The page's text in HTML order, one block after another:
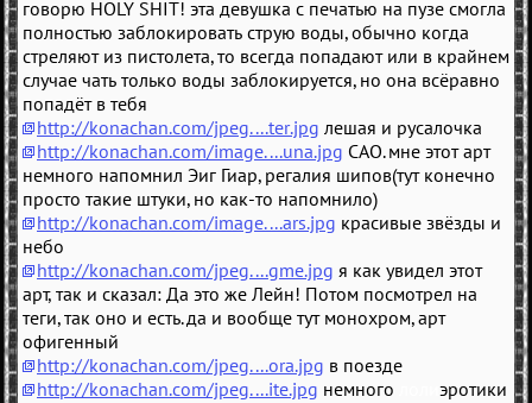
говорю HOLY SHIT! эта девушка с печатью на пузе смогла
полностью заблокировать струю воды, обычно когда
стреляют из пистолета, то всегда попадают или в крайнем
случае чать только воды заблокируется, но она всёравно
попадёт в тебя
http://konachan.com/jpeg....ter.jpg лешая и русалочка
http://konachan.com/image....una.jpg САО. мне этот арт
немного напомнил Эиг Гиар, регалия шипов(тут конечно
просто такие штуки, но как-то напомнило)
http://konachan.com/image....ars.jpg красивые звёзды и
небо
http://konachan.com/jpeg....gme.jpg я как увидел этот
арт, так и сказал: Да это же Лейн! Потом посмотрел на
теги, так оно и есть. да и вообще тут монохром, арт
офигенный
http://konachan.com/jpeg....ora.jpg в поезде
http://konachan.com/jpeg....ite.jpg немного
эротики